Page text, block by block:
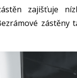
zajišťuje
zástěny